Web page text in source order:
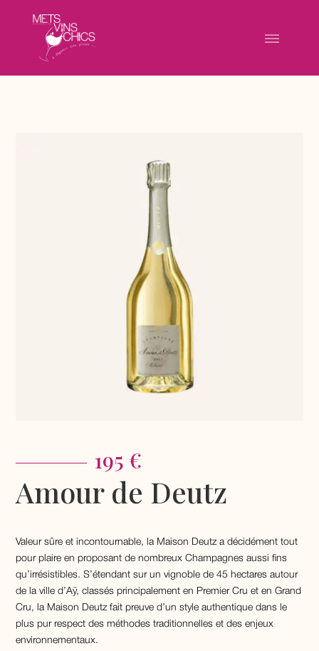
195 €
Amour de Deutz
Valeur sûre et incontournable, la Maison Deutz a décidément tout
pour plaire en proposant de nombreux Champagnes aussi fins
qu’irrésistibles. S’étendant sur un vignoble de 45 hectares autour
de la ville d’Aÿ, classés principalement en Premier Cru et en Grand
Cru, la Maison Deutz fait preuve d’un style authentique dans le
plus pur respect des méthodes traditionnelles et des enjeux
environnementaux.